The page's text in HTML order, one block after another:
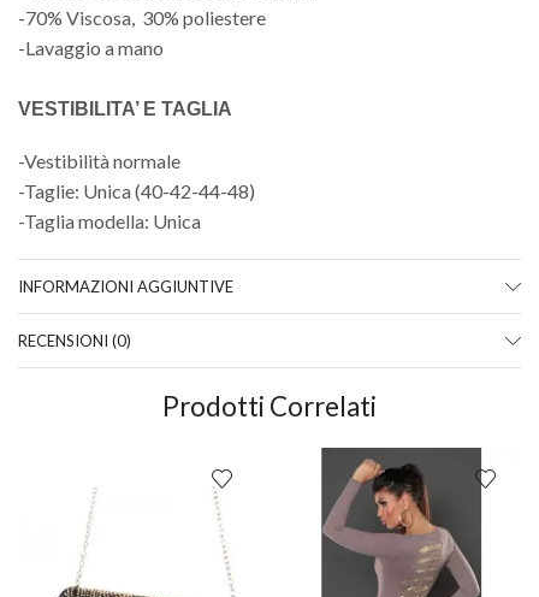
-70% Viscosa, 30% poliestere
-Lavaggio a mano
VESTIBILITA’ E TAGLIA
-Vestibilità normale
-Taglie: Unica (40-42-44-48)
-Taglia modella: Unica
INFORMAZIONI AGGIUNTIVE
RECENSIONI (0)
Prodotti Correlati